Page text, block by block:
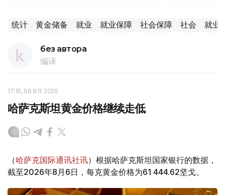
统计 黄金储备 就业 就业保障 社会保障 社会 就业
без автора
编译
17:15, 06 8月 2026
哈萨克斯坦黄金价格继续走低
（哈萨克国际通讯社讯）根据哈萨克斯坦国家银行的数据，
截至2026年8月6日，每克黄金价格为61 444.62坚戈。